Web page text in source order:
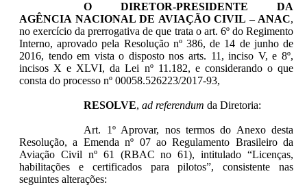
O DIRETOR-PRESIDENTE DA
AGÊNCIA NACIONAL DE AVIAÇÃO CIVIL – ANAC,
no exercício da prerrogativa de que trata o art. 6º do Regimento
Interno, aprovado pela Resolução nº 386, de 14 de junho de
2016, tendo em vista o disposto nos arts. 11, inciso V, e 8º,
incisos X e XLVI, da Lei nº 11.182, e considerando o que
consta do processo nº 00058.526223/2017-93,
RESOLVE,ad referendum da Diretoria:
Art. 1º Aprovar, nos termos do Anexo desta
Resolução, a Emenda nº 07 ao Regulamento Brasileiro da
Aviação Civil nº 61 (RBAC no 61), intitulado “Licenças,
habilitações e certificados para pilotos”, consistente nas
seguintes alterações: